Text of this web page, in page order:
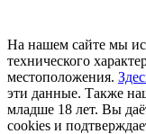
На нашем сайте мы
технического
местоположения.
эти данные. Также
младше 18 лет. Вы
cookies и